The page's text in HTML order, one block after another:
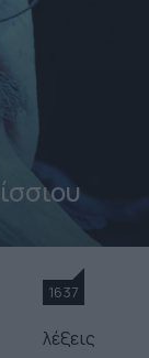
1637
λέξεις